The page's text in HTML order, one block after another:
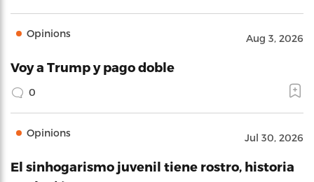
Opinions Aug 3, 2026
Voy a Trump y pago doble
0
Opinions Jul 30, 2026
El sinhogarismo juvenil tiene rostro, historia